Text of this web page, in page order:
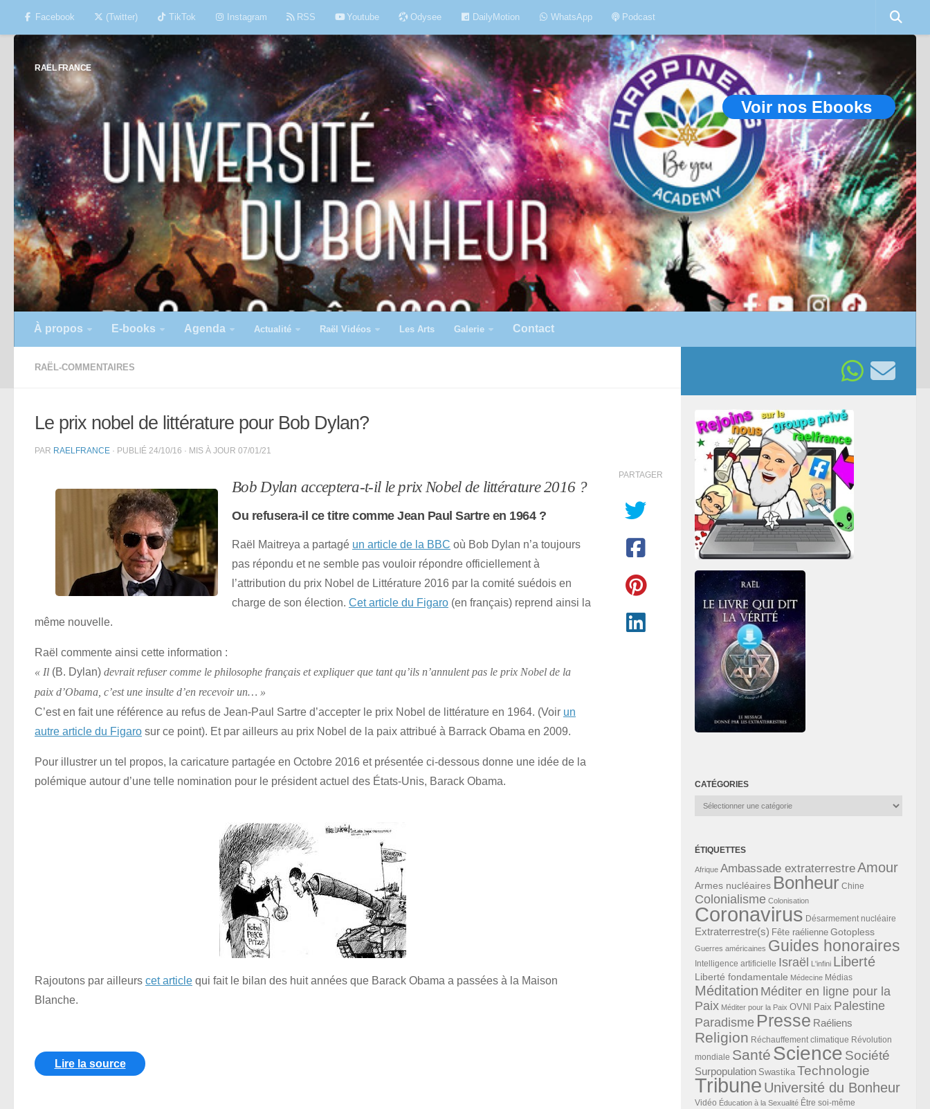
Skip to content
Facebook (Twitter) TikTok Instagram RSS Youtube Odysee DailyMotion WhatsApp Podcast
RAËL FRANCE
Voir nos Ebooks
À propos E-books Agenda Actualité Raël Vidéos Les Arts Galerie Contact
RAËL-COMMENTAIRES
Le prix nobel de littérature pour Bob Dylan?
PAR RAELFRANCE · PUBLIÉ 24/10/16 · MIS À JOUR 07/01/21
Bob Dylan acceptera-t-il le prix Nobel de littérature 2016 ?
Ou refusera-il ce titre comme Jean Paul Sartre en 1964 ?
Raël Maitreya a partagé un article de la BBC où Bob Dylan n’a toujours
pas répondu et ne semble pas vouloir répondre officiellement à
l’attribution du prix Nobel de Littérature 2016 par la comité suédois en
charge de son élection. Cet article du Figaro (en français) reprend ainsi la
même nouvelle.
Raël commente ainsi cette information :
« Il (B. Dylan) devrait refuser comme le philosophe français et expliquer que tant qu’ils n’annulent pas le prix Nobel de la
paix d’Obama, c’est une insulte d’en recevoir un… »
C’est en fait une référence au refus de Jean-Paul Sartre d’accepter le prix Nobel de littérature en 1964. (Voir un
autre article du Figaro sur ce point). Et par ailleurs au prix Nobel de la paix attribué à Barrack Obama en 2009.
Pour illustrer un tel propos, la caricature partagée en Octobre 2016 et présentée ci-dessous donne une idée de la
polémique autour d’une telle nomination pour le président actuel des États-Unis, Barack Obama.
Rajoutons par ailleurs cet article qui fait le bilan des huit années que Barack Obama a passées à la Maison
Blanche.
Lire la source
PARTAGER
CATÉGORIES
Catégories
ÉTIQUETTES
Afrique Ambassade extraterrestreAmour
Armes nucléaires Bonheur Chine
Colonialisme Colonisation
Coronavirus Désarmement nucléaire
Extraterrestre(s) Fête raélienne Gotopless
Guerres américaines Guides honoraires
Intelligence artificielle Israël L'infini Liberté
Liberté fondamentale Médecine Médias
Méditation Méditer en ligne pour la
Paix Méditer pour la Paix OVNI Paix Palestine
Paradisme Presse Raéliens
Religion Réchauffement climatique Révolution
mondiale Santé Science Société
Surpopulation Swastika Technologie
Tribune Université du Bonheur
Vidéo Éducation à la Sexualité Être soi-même